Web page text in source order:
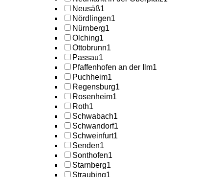
Neusäß1
Nördlingen1
Nürnberg1
Olching1
Ottobrunn1
Passau1
Pfaffenhofen an der Ilm1
Puchheim1
Regensburg1
Rosenheim1
Roth1
Schwabach1
Schwandorf1
Schweinfurt1
Senden1
Sonthofen1
Starnberg1
Straubing1